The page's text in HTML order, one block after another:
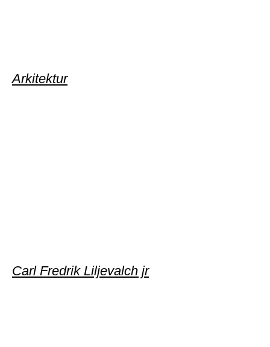
Arkitektur
Carl Fredrik Liljevalch jr